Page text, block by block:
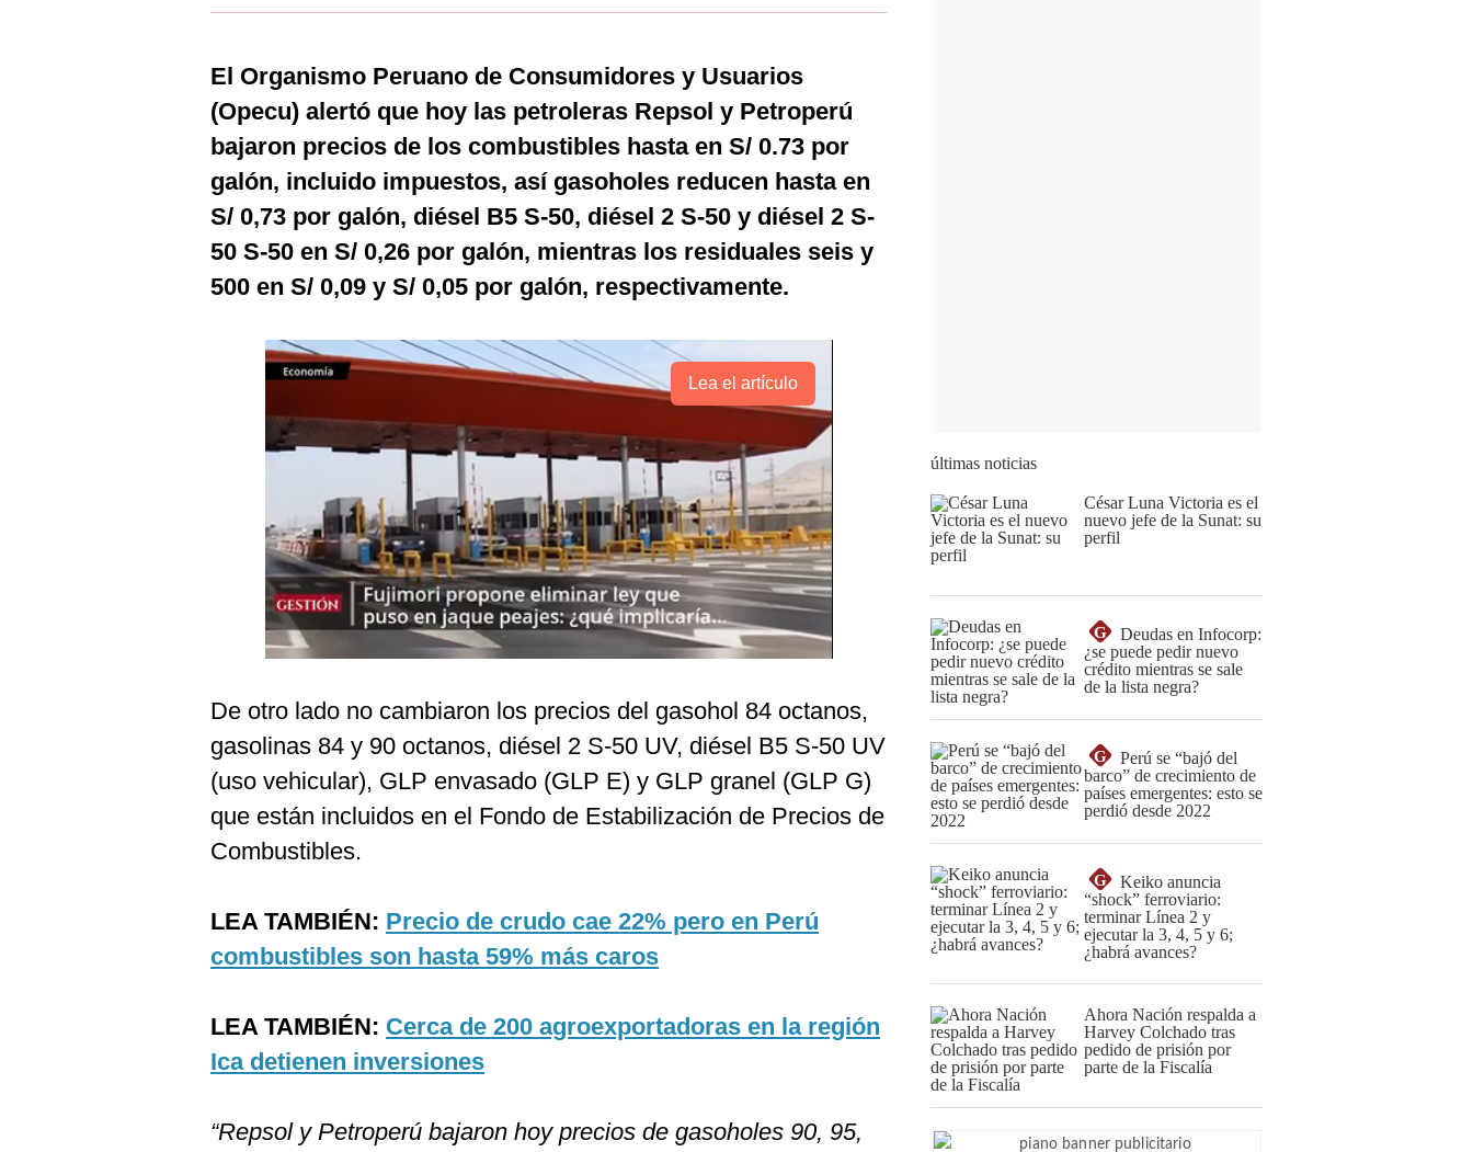
El Organismo Peruano de Consumidores y Usuarios
(Opecu) alertó que hoy las petroleras Repsol y Petroperú
bajaron precios de los combustibles hasta en S/ 0.73 por
galón, incluido impuestos, así gasoholes reducen hasta en
S/ 0,73 por galón, diésel B5 S-50, diésel 2 S-50 y diésel 2 S-
50 S-50 en S/ 0,26 por galón, mientras los residuales seis y
500 en S/ 0,09 y S/ 0,05 por galón, respectivamente.
Lea el artículo
De otro lado no cambiaron los precios del gasohol 84 octanos,
gasolinas 84 y 90 octanos, diésel 2 S-50 UV, diésel B5 S-50 UV
(uso vehicular), GLP envasado (GLP E) y GLP granel (GLP G)
que están incluidos en el Fondo de Estabilización de Precios de
Combustibles.
LEA TAMBIÉN: Precio de crudo cae 22% pero en Perú
combustibles son hasta 59% más caros
LEA TAMBIÉN: Cerca de 200 agroexportadoras en la región
Ica detienen inversiones
“Repsol y Petroperú bajaron hoy precios de gasoholes 90, 95,
últimas noticias
César Luna Victoria es el
nuevo jefe de la Sunat: su
perfil
G
Deudas en Infocorp:
¿se puede pedir nuevo
crédito mientras se sale
de la lista negra?
G
Perú se “bajó del
barco” de crecimiento de
países emergentes: esto se
perdió desde 2022
G
Keiko anuncia
“shock” ferroviario:
terminar Línea 2 y
ejecutar la 3, 4, 5 y 6;
¿habrá avances?
Ahora Nación respalda a
Harvey Colchado tras
pedido de prisión por
parte de la Fiscalía